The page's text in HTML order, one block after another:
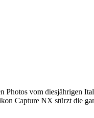
vom diesjährigen
Capture NX stürzt die